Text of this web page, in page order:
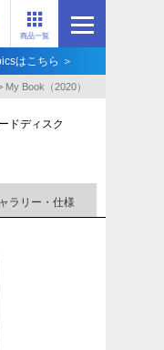
商品一覧
はこちら ＞
My Book（2020）
ドディスク
ラリー・仕様